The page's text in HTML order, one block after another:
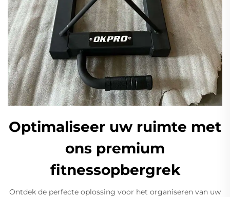
Optimaliseer uw ruimte met
ons premium
fitnessopbergrek
Ontdek de perfecte oplossing voor het organiseren van uw